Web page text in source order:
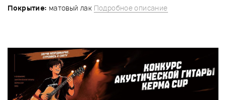
Покрытие: матовый лак Подробное описание